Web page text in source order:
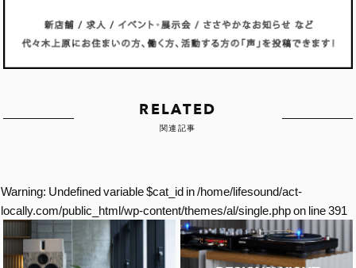
RELATED
関連記事
Warning: Undefined variable $cat_id in/home/lifesound/act-
locally.com/public_html/wp-content/themes/al/single.phpon line391